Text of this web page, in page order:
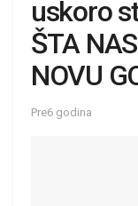
uskoro
ŠTA
NOVU
Pre6 godina